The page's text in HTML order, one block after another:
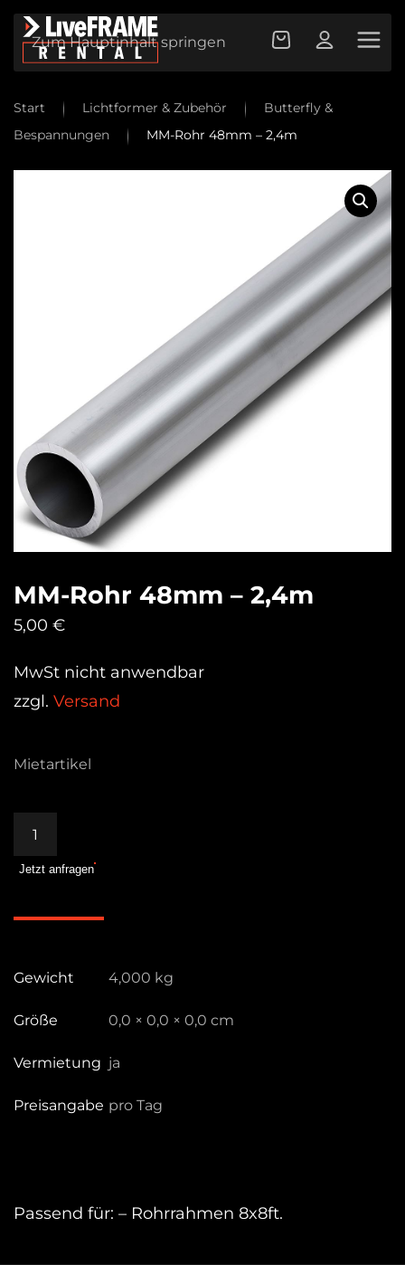
Zum Hauptinhalt springen
Start Lichtformer & Zubehör
Butterfly &
Bespannungen
MM-Rohr 48mm – 2,4m
MM-Rohr 48mm – 2,4m
5,00 €
MwSt nicht anwendbar
zzgl. Versand
Mietartikel
48mm
2,4m
Jetzt anfragen
Gewicht 4,000 kg
Größe 0,0 × 0,0 × 0,0 cm
Vermietung ja
Preisangabe pro Tag
Passend für: – Rohrrahmen 8x8ft.